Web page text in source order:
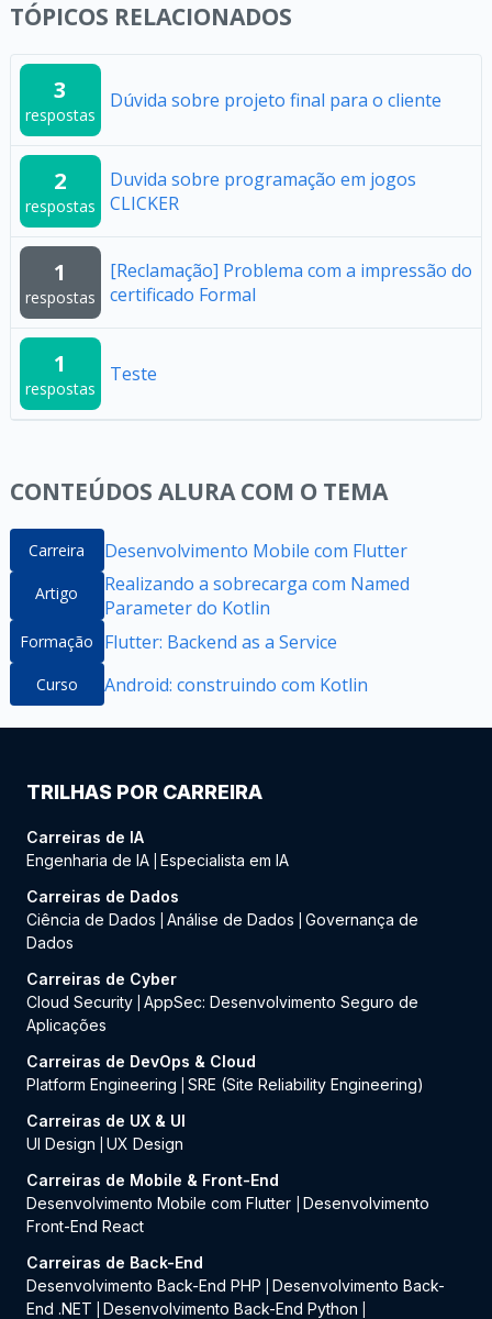
TÓPICOS RELACIONADOS
3
respostas
Dúvida sobre projeto final para o cliente
2
respostas
Duvida sobre programação em jogos
CLICKER
1
respostas
[Reclamação] Problema com a impressão do
certificado Formal
1
respostas
Teste
CONTEÚDOS ALURA COM O TEMA
Carreira Desenvolvimento Mobile com Flutter
Artigo
Realizando a sobrecarga com Named
Parameter do Kotlin
Formação Flutter: Backend as a Service
Curso Android: construindo com Kotlin
TRILHAS POR CARREIRA
Carreiras de IA
Engenharia de IA Especialista em IA
Carreiras de Dados
Ciência de Dados
Análise de Dados
Governança de
Dados
Carreiras de Cyber
Cloud Security AppSec: Desenvolvimento Seguro de
Aplicações
Carreiras de DevOps & Cloud
Platform Engineering
SRE (Site Reliability Engineering)
Carreiras de UX & UI
UI Design
UX Design
Carreiras de Mobile & Front-End
Desenvolvimento Mobile com Flutter
Desenvolvimento
Front-End React
Carreiras de Back-End
Desenvolvimento Back-End PHP
Desenvolvimento Back-
End .NET
Desenvolvimento Back-End Python